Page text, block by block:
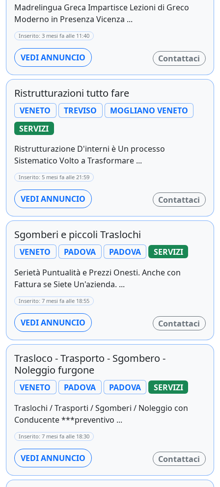
Madrelingua Greca Impartisce Lezioni di Greco
Moderno in Presenza Vicenza ...
Inserito: 3 mesi fa alle 11:40
VEDI ANNUNCIO Contattaci
Ristrutturazioni tutto fare
VENETO TREVISO
MOGLIANO VENETO
SERVIZI
Ristrutturazione D'interni è Un processo
Sistematico Volto a Trasformare ...
Inserito: 5 mesi fa alle 21:59
VEDI ANNUNCIO Contattaci
Sgomberi e piccoli Traslochi
VENETO PADOVA PADOVA
SERVIZI
Serietà Puntualità e Prezzi Onesti. Anche con
Fattura se Siete Un'azienda. ...
Inserito: 7 mesi fa alle 18:55
VEDI ANNUNCIO Contattaci
Trasloco - Trasporto - Sgombero -
Noleggio furgone
VENETO PADOVA PADOVA
SERVIZI
Traslochi / Trasporti / Sgomberi / Noleggio con
Conducente ***preventivo ...
Inserito: 7 mesi fa alle 18:30
VEDI ANNUNCIO Contattaci